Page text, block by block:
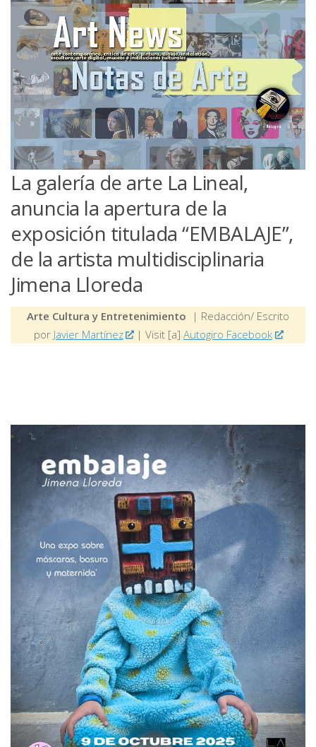
La galería de arte La Lineal,
anuncia la apertura de la
exposición titulada “EMBALAJE”,
de la artista multidisciplinaria
Jimena Lloreda
Arte Cultura y Entretenimiento | Redacción/ Escrito
por Javier Martínez | Visit [a] Autogiro Facebook